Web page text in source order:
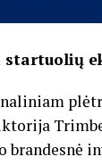
startuolių
brandesnė